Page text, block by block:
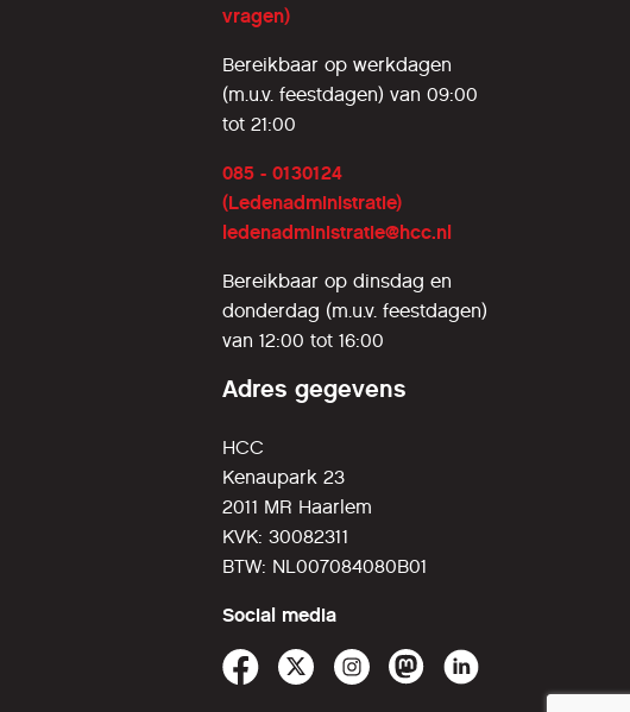
vragen)
Bereikbaar op werkdagen
(m.u.v. feestdagen) van 09:00
tot 21:00
085 - 0130124
(Ledenadministratie)
ledenadministratie@hcc.nl
Bereikbaar op dinsdag en
donderdag (m.u.v. feestdagen)
van 12:00 tot 16:00
Adres gegevens
HCC
Kenaupark 23
2011 MR Haarlem
KVK: 30082311
BTW: NL007084080B01
Social media